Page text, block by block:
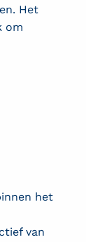
Het
om
het
van